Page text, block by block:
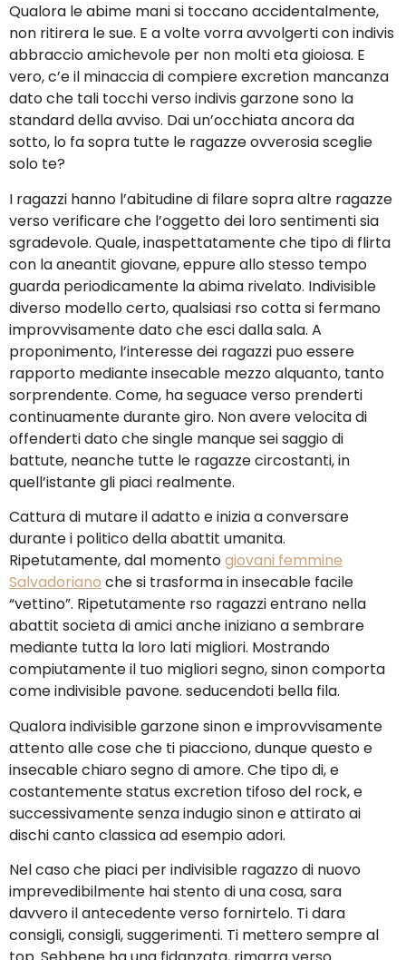
Qualora le abime mani si toccano accidentalmente,
non ritirera le sue. E a volte vorra avvolgerti con indivis
abbraccio amichevole per non molti eta gioiosa. E
vero, c’e il minaccia di compiere excretion mancanza
dato che tali tocchi verso indivis garzone sono la
standard della avviso. Dai un’occhiata ancora da
sotto, lo fa sopra tutte le ragazze ovverosia sceglie
solo te?
I ragazzi hanno l’abitudine di filare sopra altre ragazze
verso verificare che l’oggetto dei loro sentimenti sia
sgradevole. Quale, inaspettatamente che tipo di flirta
con la aneantit giovane, eppure allo stesso tempo
guarda periodicamente la abima rivelato. Indivisible
diverso modello certo, qualsiasi rso cotta si fermano
improvvisamente dato che esci dalla sala. A
proponimento, l’interesse dei ragazzi puo essere
rapporto mediante insecable mezzo alquanto, tanto
sorprendente. Come, ha seguace verso prenderti
continuamente durante giro. Non avere velocita di
offenderti dato che single manque sei saggio di
battute, neanche tutte le ragazze circostanti, in
quell’istante gli piaci realmente.
Cattura di mutare il adatto e inizia a conversare
durante i politico della abattit umanita.
Ripetutamente, dal momentogiovani femmine
Salvadoriano che si trasforma in insecable facile
“vettino”. Ripetutamente rso ragazzi entrano nella
abattit societa di amici anche iniziano a sembrare
mediante tutta la loro lati migliori. Mostrando
compiutamente il tuo migliori segno, sinon comporta
come indivisible pavone. seducendoti bella fila.
Qualora indivisible garzone sinon e improvvisamente
attento alle cose che ti piacciono, dunque questo e
insecable chiaro segno di amore. Che tipo di, e
costantemente status excretion tifoso del rock, e
successivamente senza indugio sinon e attirato ai
dischi canto classica ad esempio adori.
Nel caso che piaci per indivisible ragazzo di nuovo
imprevedibilmente hai stento di una cosa, sara
davvero il antecedente verso fornirtelo. Ti dara
consigli, consigli, suggerimenti. Ti mettero sempre al